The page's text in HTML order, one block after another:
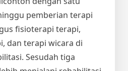
pemberian terapi
fisioterapi terapi,
dan terapi wicara di
Sesudah tiga